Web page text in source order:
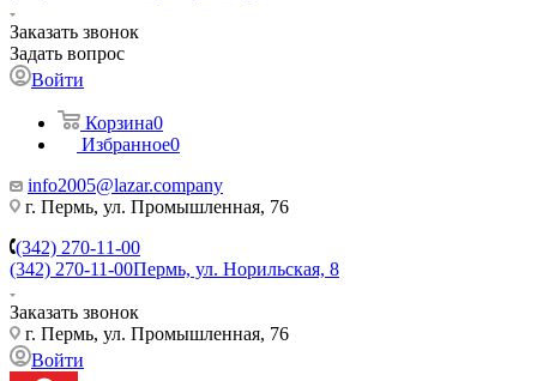
Заказать звонок
Задать вопрос
Войти
Корзина0
Избранное0
info2005@lazar.company
г. Пермь, ул. Промышленная, 76
(342) 270-11-00
(342) 270-11-00Пермь, ул. Норильская, 8
Заказать звонок
г. Пермь, ул. Промышленная, 76
Войти